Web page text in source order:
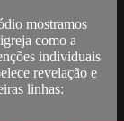
mostramos
como a
individuais
revelação e
linhas: